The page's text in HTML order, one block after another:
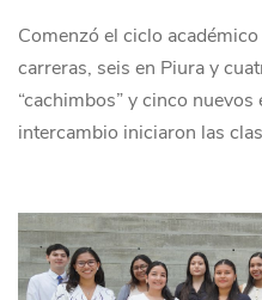
Comenzó el ciclo
carreras, seis en Piura y
“cachimbos” y cinco
intercambio iniciaron las